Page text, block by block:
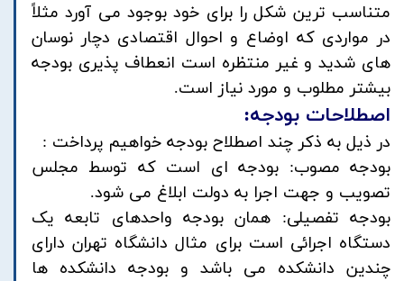
متناسب ترین شکل را برای خود بوجود می آورد مثلاً
در مواردی که اوضاع و احوال اقتصادی دچار نوسان
های شدید و غیر منتظره است انعطاف پذیری بودجه
بیشتر مطلوب و مورد نیاز است.
اصطلاحات بودجه:
در ذیل به ذکر چند اصطلاح بودجه خواهیم پرداخت :
بودجه مصوب: بودجه ای است که توسط مجلس
تصویب و جهت اجرا به دولت ابلاغ می شود.
بودجه تفصیلی: همان بودجه واحدهای تابعه یک
دستگاه اجرائی است برای مثال دانشگاه تهران دارای
چندین دانشکده می باشد و بودجه دانشکده ها